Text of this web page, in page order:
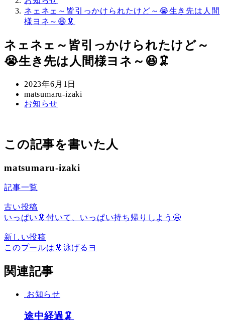
ネェネェ～皆引っかけられたけど～😭生き先は人間
様ヨネ～😆🦑
ネェネェ～皆引っかけられたけど～
😭生き先は人間様ヨネ～😆🦑
投
稿
日
2023年6月1日
著
者
matsumaru-izaki
カ
ー
お知らせ
この記事を書いた人
matsumaru-izaki
記事一覧
古い投稿
いっぱい🦑付いて、いっぱい持ち帰りしよう🤩
新しい投稿
このプールは🦑泳げるヨ
関連記事
お知らせ
途中経過🦑